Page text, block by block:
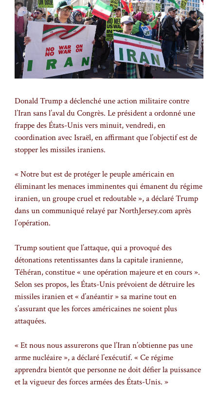
Donald Trump a déclenché une action militaire contre
l’Iran sans l’aval du Congrès. Le président a ordonné une
frappe des États-Unis vers minuit, vendredi, en
coordination avec Israël, en affirmant que l’objectif est de
stopper les missiles iraniens.
« Notre but est de protéger le peuple américain en
éliminant les menaces imminentes qui émanent du régime
iranien, un groupe cruel et redoutable », a déclaré Trump
dans un communiqué relayé par NorthJersey.com après
l’opération.
Trump soutient que l’attaque, qui a provoqué des
détonations retentissantes dans la capitale iranienne,
Téhéran, constitue « une opération majeure et en cours ».
Selon ses propos, les États-Unis prévoient de détruire les
missiles iranien et « d’anéantir » sa marine tout en
s’assurant que les forces américaines ne soient plus
attaquées.
« Et nous nous assurerons que l’Iran n’obtienne pas une
arme nucléaire », a déclaré l’exécutif. « Ce régime
apprendra bientôt que personne ne doit défier la puissance
et la vigueur des forces armées des États-Unis. »